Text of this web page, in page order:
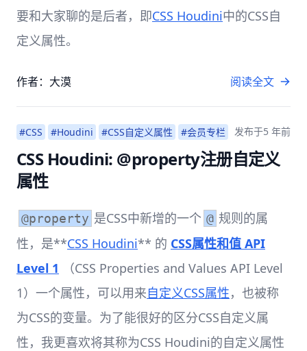
要和大家聊的是后者，即CSS Houdini中的CSS自
定义属性。
作者：大漠 阅读全文
#CSS #Houdini #CSS自定义属性 #会员专栏 发布于5 年前
CSS Houdini: @property注册自定义
属性
@property 是CSS中新增的一个 @ 规则的属
性，是**CSS Houdini** 的 CSS属性和值 API
Level 1 （CSS Properties and Values API Level
1）一个属性，可以用来自定义CSS属性，也被称
为CSS的变量。为了能很好的区分CSS自定义属
性，我更喜欢将其称为CSS Houdini的自定义属性